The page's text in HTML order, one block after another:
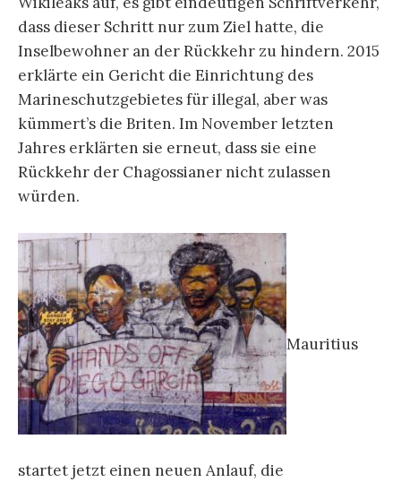
dass dieser Schritt nur zum Ziel hatte, die
Inselbewohner an der Rückkehr zu hindern. 2015
erklärte ein Gericht die Einrichtung des
Marineschutzgebietes für illegal, aber was
kümmert’s die Briten. Im November letzten
Jahres erklärten sie erneut, dass sie eine
Rückkehr der Chagossianer nicht zulassen
würden.
Mauritius
startet jetzt einen neuen Anlauf, die